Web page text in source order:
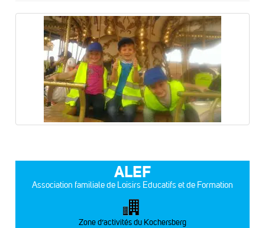
ALEF
Association familiale de Loisirs Educatifs et de Formation
Zone d’activités du Kochersberg